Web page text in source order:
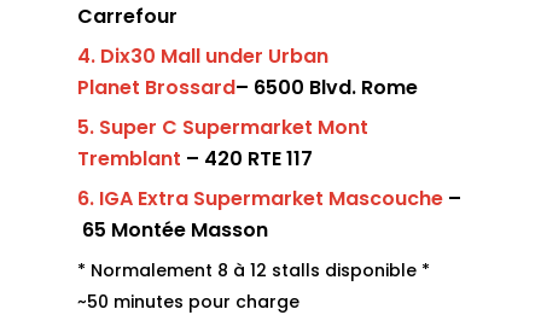
Carrefour
4. Dix30 Mall under Urban
Planet Brossard– 6500 Blvd. Rome
5. Super C Supermarket Mont
Tremblant – 420 RTE 117
6. IGA Extra Supermarket Mascouche –
65 Montée Masson
* Normalement 8 à 12 stalls disponible *
~50 minutes pour charge